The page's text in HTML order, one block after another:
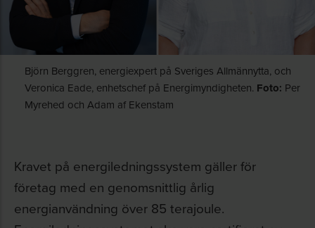
Björn Berggren, energiexpert på Sveriges Allmännytta, och
Veronica Eade, enhetschef på Energimyndigheten. Foto: Per
Myrehed och Adam af Ekenstam
Kravet på energiledningssystem gäller för
företag med en genomsnittlig årlig
energianvändning över 85 terajoule.